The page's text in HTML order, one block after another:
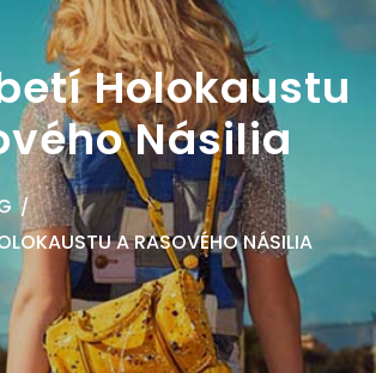
Holokaustu
Násilia
A RASOVÉHO NÁSILIA